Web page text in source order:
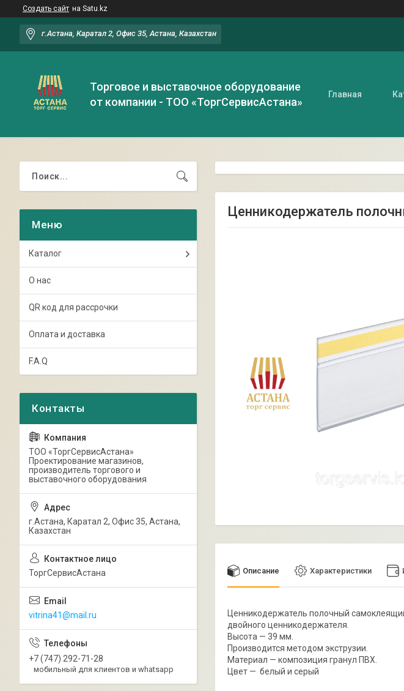
Создать сайт на Satu.kz
г.Астана, Каратал 2, Офис 35, Астана, Казахстан
Торговое и выставочное оборудование
от компании - ТОО «ТоргСервисАстана»
Главная
Ценникодержатель
Описание Характеристики
Ценникодержатель полочный
двойного ценникодержателя.
Высота — 39 мм.
Производится методом экструзии.
Материал — композиция гранул ПВХ.
Цвет — белый и серый
Каталог
О нас
QR код для рассрочки
Оплата и доставка
F.A.Q
ТОО «ТоргСервисАстана»
Проектирование магазинов,
производитель торгового и
выставочного оборудования
г.Астана, Каратал 2, Офис 35, Астана,
Казахстан
ТоргСервисАстана
vitrina41@mail.ru
+7 (747) 292-71-28
мобильный для клиентов и whatsapp